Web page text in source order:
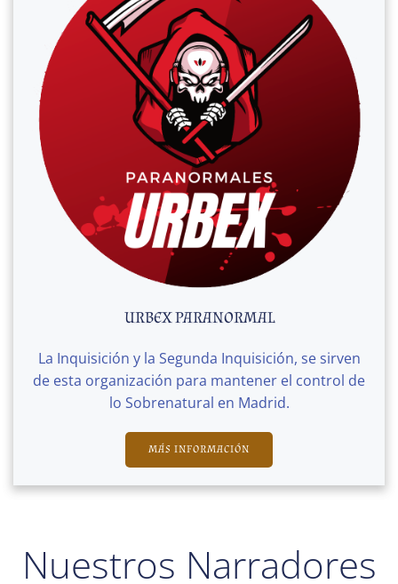
URBEX PARANORMAL
La Inquisición y la Segunda Inquisición, se sirven
de esta organización para mantener el control de
lo Sobrenatural en Madrid.
MÁS INFORMACIÓN
Nuestros Narradores